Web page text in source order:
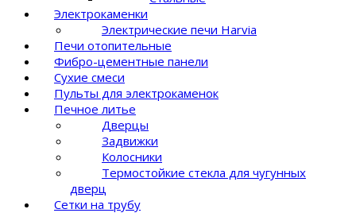
Электрокаменки
Электрические печи Harvia
Печи отопительные
Фибро-цементные панели
Сухие смеси
Пульты для электрокаменок
Печное литье
Дверцы
Задвижки
Колосники
Термостойкие стекла для чугунных
дверц
Сетки на трубу